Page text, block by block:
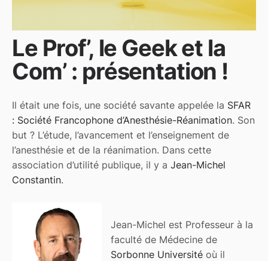
‍‍‍Le Prof’, le Geek et la
Com’ : présentation !
Il était une fois, une société savante appelée la SFAR
: Société Francophone d’Anesthésie-Réanimation. Son
but ? L’étude, l’avancement et l’enseignement de
l’anesthésie et de la réanimation. Dans cette
association d’utilité publique, il y a Jean-Michel
Constantin.
Jean-Michel est Professeur à la
faculté de Médecine de
Sorbonne Université où il